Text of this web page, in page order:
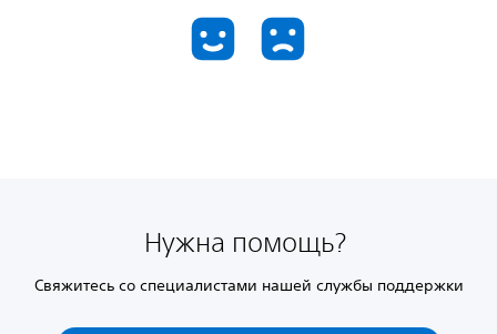
Нужна помощь?
Свяжитесь со специалистами нашей службы поддержки